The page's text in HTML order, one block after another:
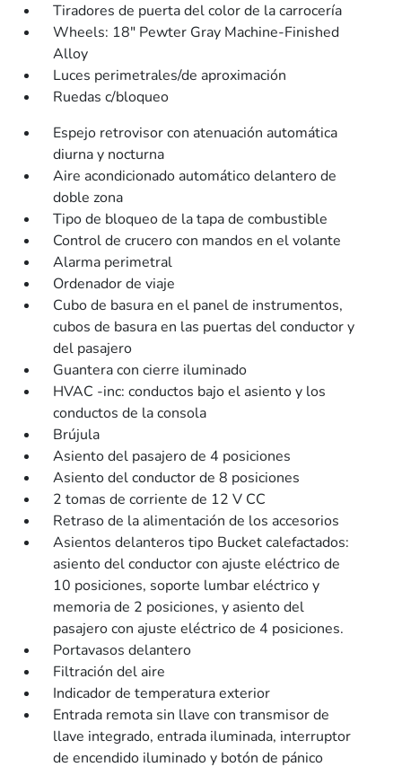
Tiradores de puerta del color de la carrocería
Wheels: 18" Pewter Gray Machine-Finished
Alloy
Luces perimetrales/de aproximación
Ruedas c/bloqueo
Espejo retrovisor con atenuación automática
diurna y nocturna
Aire acondicionado automático delantero de
doble zona
Tipo de bloqueo de la tapa de combustible
Control de crucero con mandos en el volante
Alarma perimetral
Ordenador de viaje
Cubo de basura en el panel de instrumentos,
cubos de basura en las puertas del conductor y
del pasajero
Guantera con cierre iluminado
HVAC -inc: conductos bajo el asiento y los
conductos de la consola
Brújula
Asiento del pasajero de 4 posiciones
Asiento del conductor de 8 posiciones
2 tomas de corriente de 12 V CC
Retraso de la alimentación de los accesorios
Asientos delanteros tipo Bucket calefactados:
asiento del conductor con ajuste eléctrico de
10 posiciones, soporte lumbar eléctrico y
memoria de 2 posiciones, y asiento del
pasajero con ajuste eléctrico de 4 posiciones.
Portavasos delantero
Filtración del aire
Indicador de temperatura exterior
Entrada remota sin llave con transmisor de
llave integrado, entrada iluminada, interruptor
de encendido iluminado y botón de pánico